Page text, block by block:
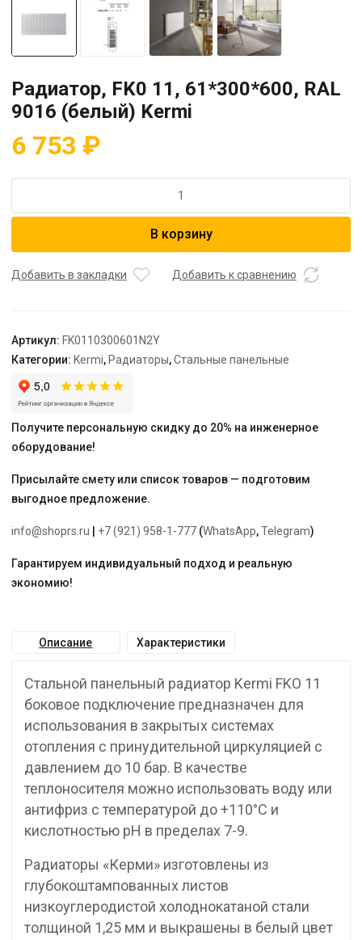
Радиатор, FK0 11, 61*300*600, RAL
9016 (белый) Kermi
6 753 ₽
Радиатор,
61*300*600,
Kermi
В корзину
Добавить в закладки Добавить к сравнению
Артикул: FK0110300601N2Y
Категории: Kermi, Радиаторы,Стальные панельные
Получите персональную скидку до 20% на инженерное
оборудование!
Присылайте смету или список товаров — подготовим
выгодное предложение.
info@shoprs.ru +7 (921) 958-1-777 (WhatsApp,Telegram)
Гарантируем индивидуальный подход и реальную
экономию!
Описание Характеристики
Стальной панельный радиатор Kermi FKO 11
боковое подключение предназначен для
использования в закрытых системах
отопления с принудительной циркуляцией с
давлением до 10 бар. В качестве
теплоносителя можно использовать воду или
антифриз с температурой до +110°C и
кислотностью pH в пределах 7-9.
Радиаторы «Керми» изготовлены из
глубокоштампованных листов
низкоуглеродистой холоднокатаной стали
толщиной 1,25 мм и выкрашены в белый цвет